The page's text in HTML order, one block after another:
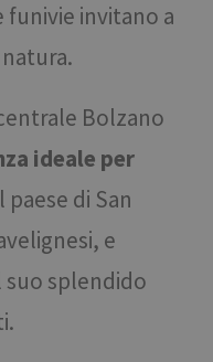
funivie invitano a
Bolzano
ideale per
paese di San
e
splendido